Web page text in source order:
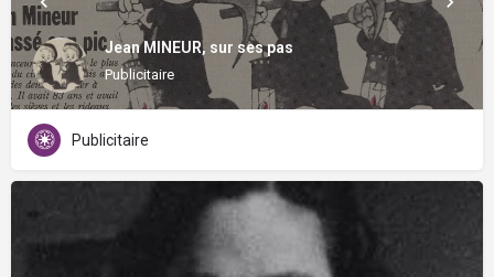
Jean MINEUR, sur ses pas
Publicitaire
Publicitaire